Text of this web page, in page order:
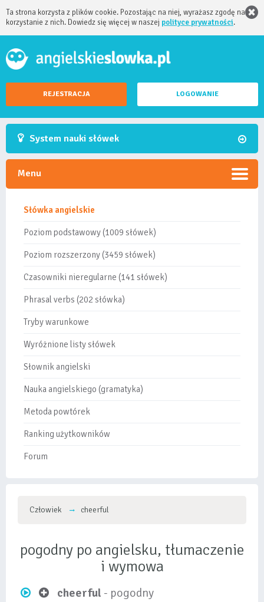
Ta strona korzysta z plików cookie. Pozostając na niej, wyrażasz zgodę na
korzystanie z nich. Dowiedz się więcej w naszej polityce prywatności.
REJESTRACJA LOGOWANIE
System nauki słówek
Menu
Słówka angielskie
Poziom podstawowy (1009 słówek)
Poziom rozszerzony (3459 słówek)
Czasowniki nieregularne (141 słówek)
Phrasal verbs (202 słówka)
Tryby warunkowe
Wyróżnione listy słówek
Słownik angielski
Nauka angielskiego (gramatyka)
Metoda powtórek
Ranking użytkowników
Forum
Człowiek cheerful
pogodny po angielsku, tłumaczenie
i wymowa
cheerful - pogodny